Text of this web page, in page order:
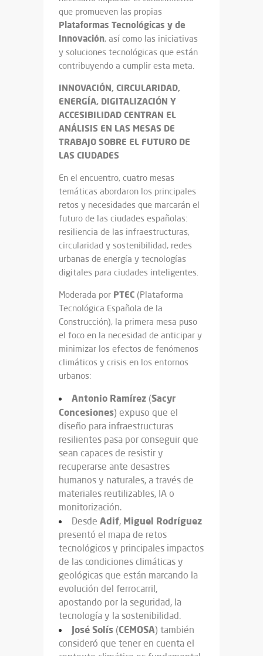
que promueven las propias
Plataformas Tecnológicas y de
Innovación, así como las iniciativas
y soluciones tecnológicas que están
contribuyendo a cumplir esta meta.
INNOVACIÓN, CIRCULARIDAD,
ENERGÍA, DIGITALIZACIÓN Y
ACCESIBILIDAD CENTRAN EL
ANÁLISIS EN LAS MESAS DE
TRABAJO SOBRE EL FUTURO DE
LAS CIUDADES
En el encuentro, cuatro mesas
temáticas abordaron los principales
retos y necesidades que marcarán el
futuro de las ciudades españolas:
resiliencia de las infraestructuras,
circularidad y sostenibilidad, redes
urbanas de energía y tecnologías
digitales para ciudades inteligentes.
Moderada por PTEC (Plataforma
Tecnológica Española de la
Construcción), la primera mesa puso
el foco en la necesidad de anticipar y
minimizar los efectos de fenómenos
climáticos y crisis en los entornos
urbanos:
Antonio Ramírez (Sacyr
Concesiones) expuso que el
diseño para infraestructuras
resilientes pasa por conseguir que
sean capaces de resistir y
recuperarse ante desastres
humanos y naturales, a través de
materiales reutilizables, IA o
monitorización.
Desde Adif, Miguel Rodríguez
presentó el mapa de retos
tecnológicos y principales impactos
de las condiciones climáticas y
geológicas que están marcando la
evolución del ferrocarril,
apostando por la seguridad, la
tecnología y la sostenibilidad.
José Solís (CEMOSA) también
consideró que tener en cuenta el